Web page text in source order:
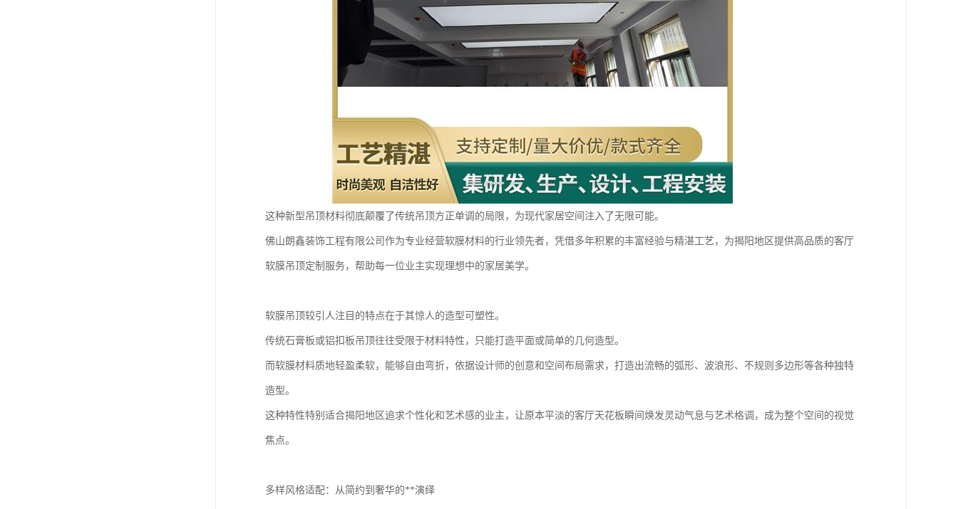
这种新型吊顶材料彻底颠覆了传统吊顶方正单调的局限，为现代家居空间注入了无限可能。
佛山朗鑫装饰工程有限公司作为专业经营软膜材料的行业领先者，凭借多年积累的丰富经验与精湛工艺，为揭阳地区提供高品质的客厅
软膜吊顶定制服务，帮助每一位业主实现理想中的家居美学。
软膜吊顶较引人注目的特点在于其惊人的造型可塑性。
传统石膏板或铝扣板吊顶往往受限于材料特性，只能打造平面或简单的几何造型。
而软膜材料质地轻盈柔软，能够自由弯折，依据设计师的创意和空间布局需求，打造出流畅的弧形、波浪形、不规则多边形等各种独特
造型。
这种特性特别适合揭阳地区追求个性化和艺术感的业主，让原本平淡的客厅天花板瞬间焕发灵动气息与艺术格调，成为整个空间的视觉
焦点。
多样风格适配：从简约到奢华的**演绎